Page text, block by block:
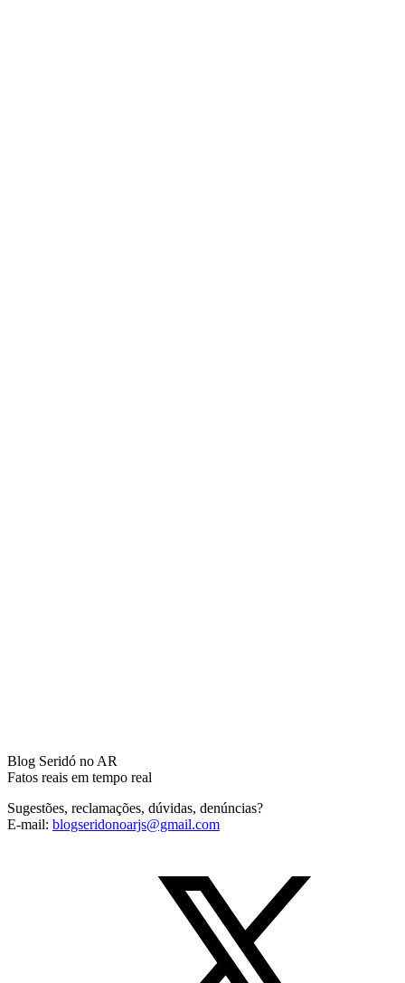
Blog Seridó no AR
Fatos reais em tempo real
Sugestões, reclamações, dúvidas, denúncias?
E-mail: blogseridonoarjs@gmail.com